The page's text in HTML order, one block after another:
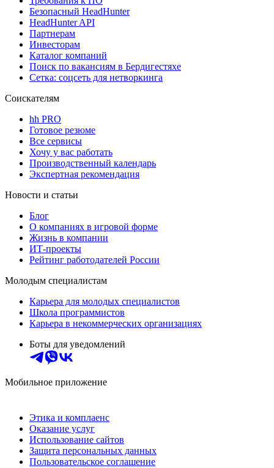
Безопасный HeadHunter
HeadHunter API
Партнерам
Инвесторам
Каталог компаний
Поиск по вакансиям в Бердигестяхе
Сетка: соцсеть для нетворкинга
Соискателям
hh PRO
Готовое резюме
Все сервисы
Хочу у вас работать
Производственный календарь
Экспертная рекомендация
Новости и статьи
Блог
О компаниях в игровой форме
Жизнь в компании
ИТ-проекты
Рейтинг работодателей России
Молодым специалистам
Карьера для молодых специалистов
Школа программистов
Карьера в некоммерческих организациях
Боты для уведомлений
Мобильное приложение
Этика и комплаенс
Оказание услуг
Использование сайтов
Защита персональных данных
Пользовательское соглашение